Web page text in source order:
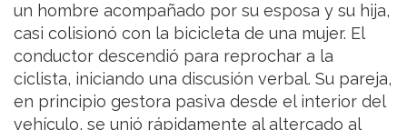
un hombre acompañado por su esposa y su hija,
casi colisionó con la bicicleta de una mujer. El
conductor descendió para reprochar a la
ciclista, iniciando una discusión verbal. Su pareja,
en principio gestora pasiva desde el interior del
vehículo, se unió rápidamente al altercado al